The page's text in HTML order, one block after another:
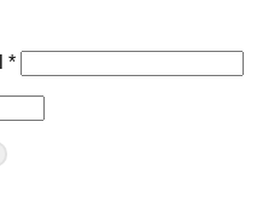
*Bắt
buộc